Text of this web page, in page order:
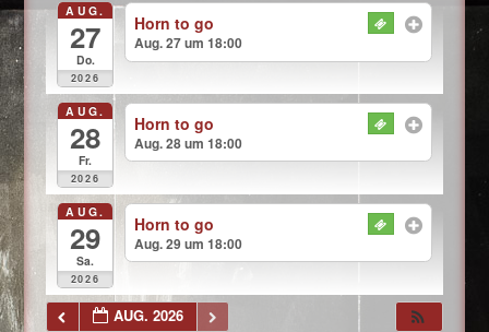
AUG.
27
Do.
2026
Horn to go
Aug. 27 um 18:00
AUG.
28
Fr.
2026
Horn to go
Aug. 28 um 18:00
AUG.
29
Sa.
2026
Horn to go
Aug. 29 um 18:00
AUG. 2026